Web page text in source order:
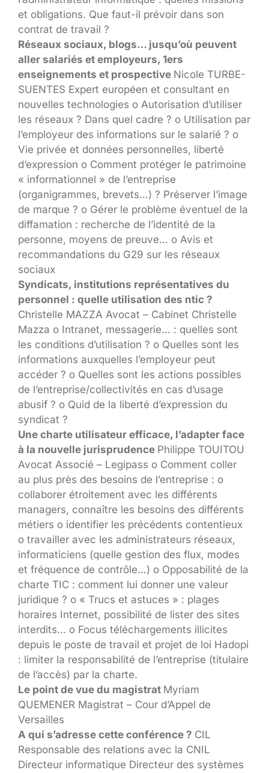
et obligations. Que faut-il prévoir dans son
contrat de travail ?
Réseaux sociaux, blogs… jusqu’où peuvent
aller salariés et employeurs, 1ers
enseignements et prospective Nicole TURBE-
SUENTES Expert européen et consultant en
nouvelles technologies o Autorisation d’utiliser
les réseaux ? Dans quel cadre ? o Utilisation par
l’employeur des informations sur le salarié ? o
Vie privée et données personnelles, liberté
d’expression o Comment protéger le patrimoine
« informationnel » de l’entreprise
(organigrammes, brevets…) ? Préserver l’image
de marque ? o Gérer le problème éventuel de la
diffamation : recherche de l’identité de la
personne, moyens de preuve… o Avis et
recommandations du G29 sur les réseaux
sociaux
Syndicats, institutions représentatives du
personnel : quelle utilisation des ntic ?
Christelle MAZZA Avocat – Cabinet Christelle
Mazza o Intranet, messagerie… : quelles sont
les conditions d’utilisation ? o Quelles sont les
informations auxquelles l’employeur peut
accéder ? o Quelles sont les actions possibles
de l’entreprise/collectivités en cas d’usage
abusif ? o Quid de la liberté d’expression du
syndicat ?
Une charte utilisateur efficace, l’adapter face
à la nouvelle jurisprudence Philippe TOUITOU
Avocat Associé – Legipass o Comment coller
au plus près des besoins de l’entreprise : o
collaborer étroitement avec les différents
managers, connaître les besoins des différents
métiers o identifier les précédents contentieux
o travailler avec les administrateurs réseaux,
informaticiens (quelle gestion des flux, modes
et fréquence de contrôle…) o Opposabilité de la
charte TIC : comment lui donner une valeur
juridique ? o « Trucs et astuces » : plages
horaires Internet, possibilité de lister des sites
interdits… o Focus téléchargements illicites
depuis le poste de travail et projet de loi Hadopi
: limiter la responsabilité de l’entreprise (titulaire
de l’accès) par la charte.
Le point de vue du magistrat Myriam
QUEMENER Magistrat – Cour d’Appel de
Versailles
A qui s’adresse cette conférence ? CIL
Responsable des relations avec la CNIL
Directeur informatique Directeur des systèmes